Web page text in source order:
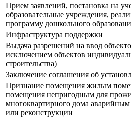
Прием заявлений, постановка на
образовательные учреждения,
программу дошкольного
Инфраструктура поддержки
Выдача разрешений на ввод
исключением объектов
строительства)
Заключение соглашения об
Признание помещения жилым
помещения непригодным для
многоквартирного дома
или реконструкции